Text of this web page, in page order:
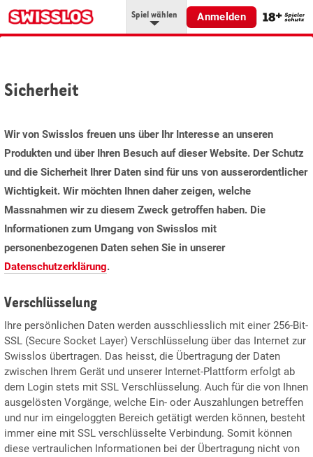
Spiel wählen Anmelden
Sicherheit
Wir von Swisslos freuen uns über Ihr Interesse an unseren
Produkten und über Ihren Besuch auf dieser Website. Der Schutz
und die Sicherheit Ihrer Daten sind für uns von ausserordentlicher
Wichtigkeit. Wir möchten Ihnen daher zeigen, welche
Massnahmen wir zu diesem Zweck getroffen haben. Die
Informationen zum Umgang von Swisslos mit
personenbezogenen Daten sehen Sie in unserer
Datenschutzerklärung.
Verschlüsselung
Ihre persönlichen Daten werden ausschliesslich mit einer 256-Bit-
SSL (Secure Socket Layer) Verschlüsselung über das Internet zur
Swisslos übertragen. Das heisst, die Übertragung der Daten
zwischen Ihrem Gerät und unserer Internet-Plattform erfolgt ab
dem Login stets mit SSL Verschlüsselung. Auch für die von Ihnen
ausgelösten Vorgänge, welche Ein- oder Auszahlungen betreffen
und nur im eingeloggten Bereich getätigt werden können, besteht
immer eine mit SSL verschlüsselte Verbindung. Somit können
diese vertraulichen Informationen bei der Übertragung nicht von